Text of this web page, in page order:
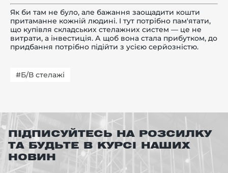
Як би там не було, але бажання заощадити кошти
притаманне кожній людині. І тут потрібно пам'ятати,
що купівля складських стелажних систем — це не
витрати, а інвестиція. А щоб вона стала прибутком, до
придбання потрібно підійти з усією серйозністю.
#Б/В стелажі
ПІДПИСУЙТЕСЬ НА РОЗСИЛКУ
ТА БУДЬТЕ В КУРСІ НАШИХ
НОВИН